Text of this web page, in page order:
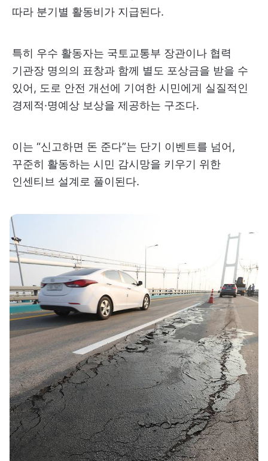
따라 분기별 활동비가 지급된다.
특히 우수 활동자는 국토교통부 장관이나 협력
기관장 명의의 표창과 함께 별도 포상금을 받을 수
있어, 도로 안전 개선에 기여한 시민에게 실질적인
경제적·명예상 보상을 제공하는 구조다.
이는 “신고하면 돈 준다”는 단기 이벤트를 넘어,
꾸준히 활동하는 시민 감시망을 키우기 위한
인센티브 설계로 풀이된다.